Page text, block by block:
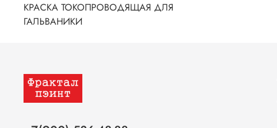
КРАСКА ТОКОПРОВОДЯЩАЯ ДЛЯ
ГАЛЬВАНИКИ